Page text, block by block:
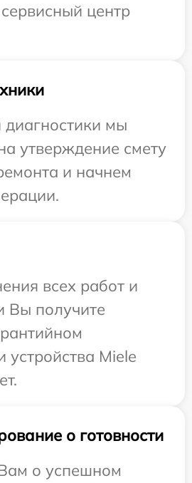
центр
мы
утверждение смету
и начнем
всех работ и
Вы получите
Miele
о готовности
о успешном